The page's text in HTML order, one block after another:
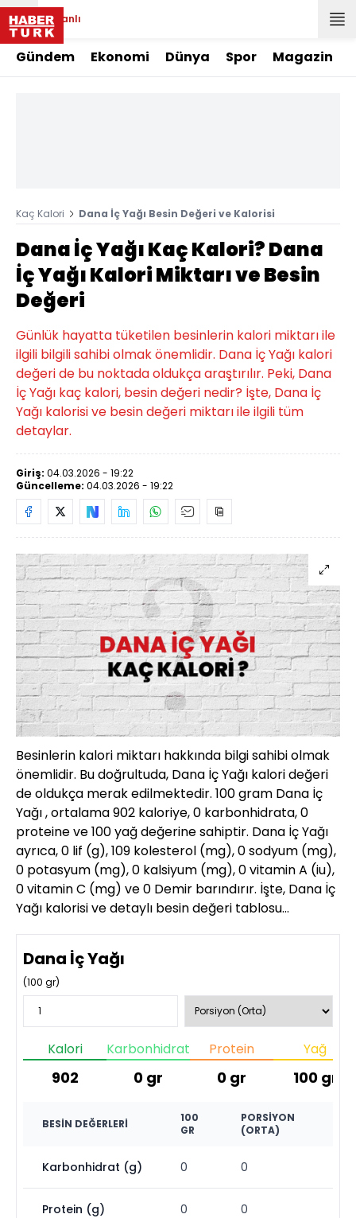
Canlı
Gündem Ekonomi Dünya Spor Magazin
Kaç Kalori Dana İç Yağı Besin Değeri ve Kalorisi
Dana İç Yağı Kaç Kalori? Dana
İç Yağı Kalori Miktarı ve Besin
Değeri
Günlük hayatta tüketilen besinlerin kalori miktarı ile
ilgili bilgili sahibi olmak önemlidir. Dana İç Yağı kalori
değeri de bu noktada oldukça araştırılır. Peki, Dana
İç Yağı kaç kalori, besin değeri nedir? İşte, Dana İç
Yağı kalorisi ve besin değeri miktarı ile ilgili tüm
detaylar.
Giriş: 04.03.2026 - 19:22
Güncelleme: 04.03.2026 - 19:22
Besinlerin kalori miktarı hakkında bilgi sahibi olmak
önemlidir. Bu doğrultuda, Dana İç Yağı kalori değeri
de oldukça merak edilmektedir. 100 gram Dana İç
Yağı , ortalama 902 kaloriye, 0 karbonhidrata, 0
proteine ve 100 yağ değerine sahiptir. Dana İç Yağı
ayrıca, 0 lif (g), 109 kolesterol (mg), 0 sodyum (mg),
0 potasyum (mg), 0 kalsiyum (mg), 0 vitamin A (iu),
0 vitamin C (mg) ve 0 Demir barındırır. İşte, Dana İç
Yağı kalorisi ve detaylı besin değeri tablosu…
Dana İç Yağı
(100 gr)
Kalori
902
Karbonhidrat
0 gr
Protein
0 gr
Yağ
100gr
BESIN DEĞERLERI
100
GR
PORSIYON
(ORTA)
Karbonhidrat (g) 0 0
Protein (g) 0 0